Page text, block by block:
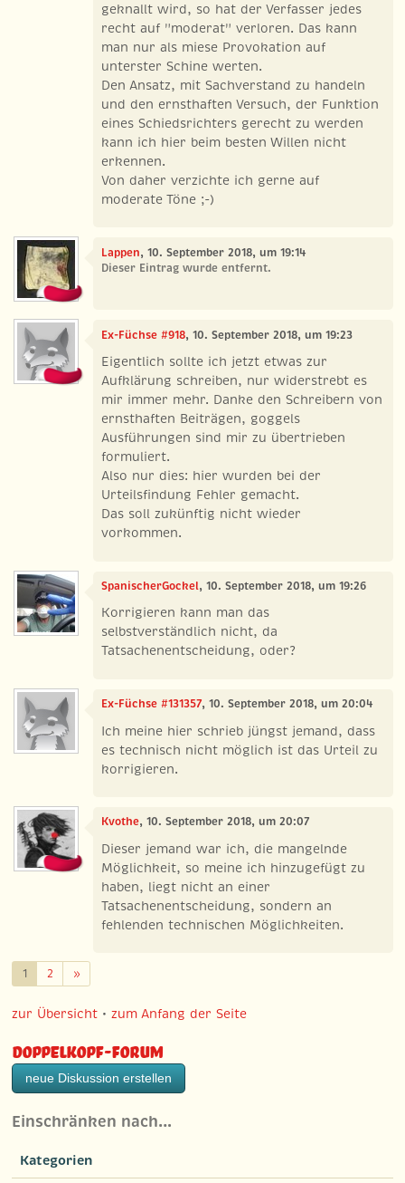
geknallt wird, so hat der Verfasser jedes
recht auf "moderat" verloren. Das kann
man nur als miese Provokation auf
unterster Schine werten.
Den Ansatz, mit Sachverstand zu handeln
und den ernsthaften Versuch, der Funktion
eines Schiedsrichters gerecht zu werden
kann ich hier beim besten Willen nicht
erkennen.
Von daher verzichte ich gerne auf
moderate Töne ;-)
Lappen, 10. September 2018, um 19:14
Dieser Eintrag wurde entfernt.
Ex-Füchse #918, 10. September 2018, um 19:23
Eigentlich sollte ich jetzt etwas zur
Aufklärung schreiben, nur widerstrebt es
mir immer mehr. Danke den Schreibern von
ernsthaften Beiträgen, goggels
Ausführungen sind mir zu übertrieben
formuliert.
Also nur dies: hier wurden bei der
Urteilsfindung Fehler gemacht.
Das soll zukünftig nicht wieder
vorkommen.
SpanischerGockel, 10. September 2018, um 19:26
Korrigieren kann man das
selbstverständlich nicht, da
Tatsachenentscheidung, oder?
Ex-Füchse #131357, 10. September 2018, um 20:04
Ich meine hier schrieb jüngst jemand, dass
es technisch nicht möglich ist das Urteil zu
korrigieren.
Kvothe, 10. September 2018, um 20:07
Dieser jemand war ich, die mangelnde
Möglichkeit, so meine ich hinzugefügt zu
haben, liegt nicht an einer
Tatsachenentscheidung, sondern an
fehlenden technischen Möglichkeiten.
1 2 »Weiter
zur Übersicht •zum Anfang der Seite
Doppelkopf-Forum
neue Diskussion erstellen
Einschränken nach…
Kategorien